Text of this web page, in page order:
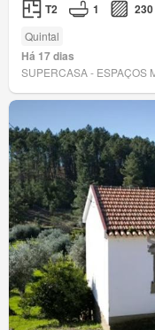
T2 1 230
Quintal
Há 17 dias
SUPERCASA - ESPAÇOS